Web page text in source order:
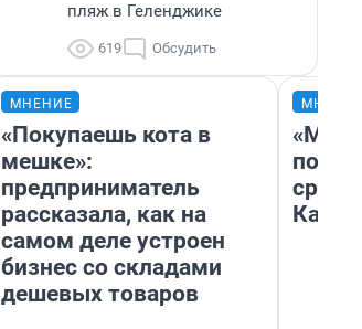
пляж в Геленджике
619 Обсудить
МНЕНИЕ
«Покупаешь кота в
мешке»:
предприниматель
рассказала, как на
самом деле устроен
бизнес со складами
дешевых товаров